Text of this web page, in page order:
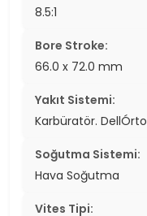
8.5:1
Bore Stroke:
66.0 x 72.0 mm
Yakıt Sistemi:
Karbüratör. DellÓrto
Soğutma Sistemi:
Hava Soğutma
Vites Tipi: